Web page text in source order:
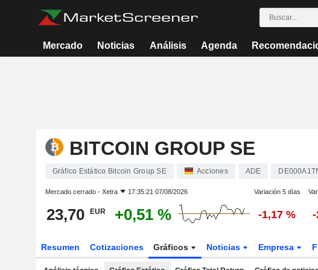
Mercado Noticias Análisis Agenda
BITCOIN GROUP SE
Gráfico Estático Bitcoin Group SE Acciones ADE
Mercado cerrado - Xetra 17:35:21 07/08/2026 Variación 5 días
23,70 EUR +0,51 % -1,17 %
Resumen Cotizaciones Gráficos Noticias Empresa